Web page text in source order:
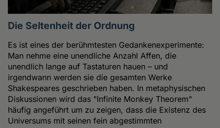
Die Seltenheit der Ordnung
Es ist eines der berühmtesten Gedankenexperimente:
Man nehme eine unendliche Anzahl Affen, die
unendlich lange auf Tastaturen hauen – und
irgendwann werden sie die gesamten Werke
Shakespeares geschrieben haben. In metaphysischen
Diskussionen wird das "Infinite Monkey Theorem"
häufig angeführt um zu zeigen, dass die Existenz des
Universums mit seinen fein abgestimmten